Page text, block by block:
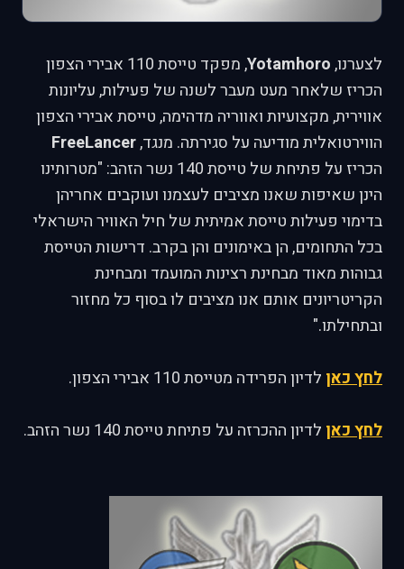
לצערנו,Yotamhoro
, מפקד טייסת 110 אבירי הצפון
הכריז שלאחר מעט מעבר לשנה של פעילות, עליונות
אווירית, מקצועיות ואווריה מדהימה, טייסת אבירי הצפון
הווירטואלית מודיעה על סגירתה. מנגד,FreeLancer
הכריז על פתיחת של טייסת 140 נשר הזהב: "מטרותינו
הינן שאיפות שאנו מציבים לעצמנו ועוקבים אחריהן
בדימוי פעילות טייסת אמיתית של חיל האוויר הישראלי
בכל התחומים, הן באימונים והן בקרב. דרישות הטייסת
גבוהות מאוד מבחינת רצינות המועמד ומבחינת
הקריטריונים אותם אנו מציבים לו בסוף כל מחזור
ובתחילתו."
לחץ כאן לדיון הפרידה מטייסת 110 אבירי הצפון.
לחץ כאן לדיון ההכרזה על פתיחת טייסת 140 נשר הזהב.